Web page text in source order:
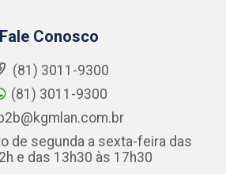
Fale Conosco
(81) 3011-9300
(81) 3011-9300
de segunda a sexta-feira das
e das 13h30 às 17h30